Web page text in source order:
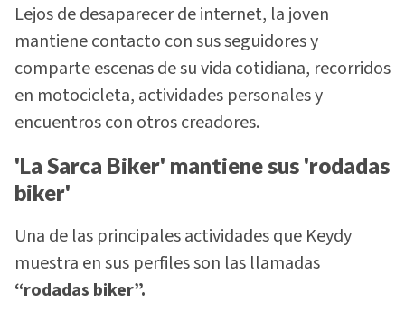
Lejos de desaparecer de internet, la joven
mantiene contacto con sus seguidores y
comparte escenas de su vida cotidiana, recorridos
en motocicleta, actividades personales y
encuentros con otros creadores.
'La Sarca Biker' mantiene sus 'rodadas
biker'
Una de las principales actividades que Keydy
muestra en sus perfiles son las llamadas
“rodadas biker”.